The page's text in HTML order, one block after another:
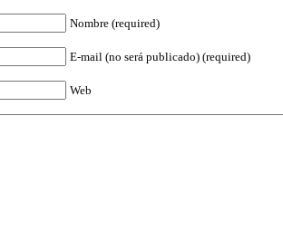
Nombre (required)
E-mail (no será publicado) (required)
Web